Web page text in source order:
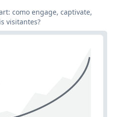
como engage, captivate,
visitantes?